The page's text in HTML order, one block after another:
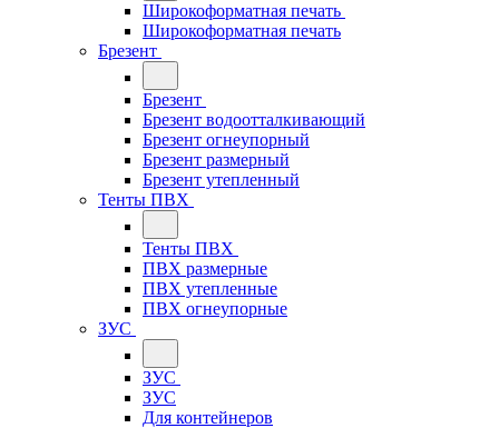
Широкоформатная печать
Широкоформатная печать
Брезент
Брезент
Брезент водоотталкивающий
Брезент огнеупорный
Брезент размерный
Брезент утепленный
Тенты ПВХ
Тенты ПВХ
ПВХ размерные
ПВХ утепленные
ПВХ огнеупорные
ЗУС
ЗУС
ЗУС
Для контейнеров